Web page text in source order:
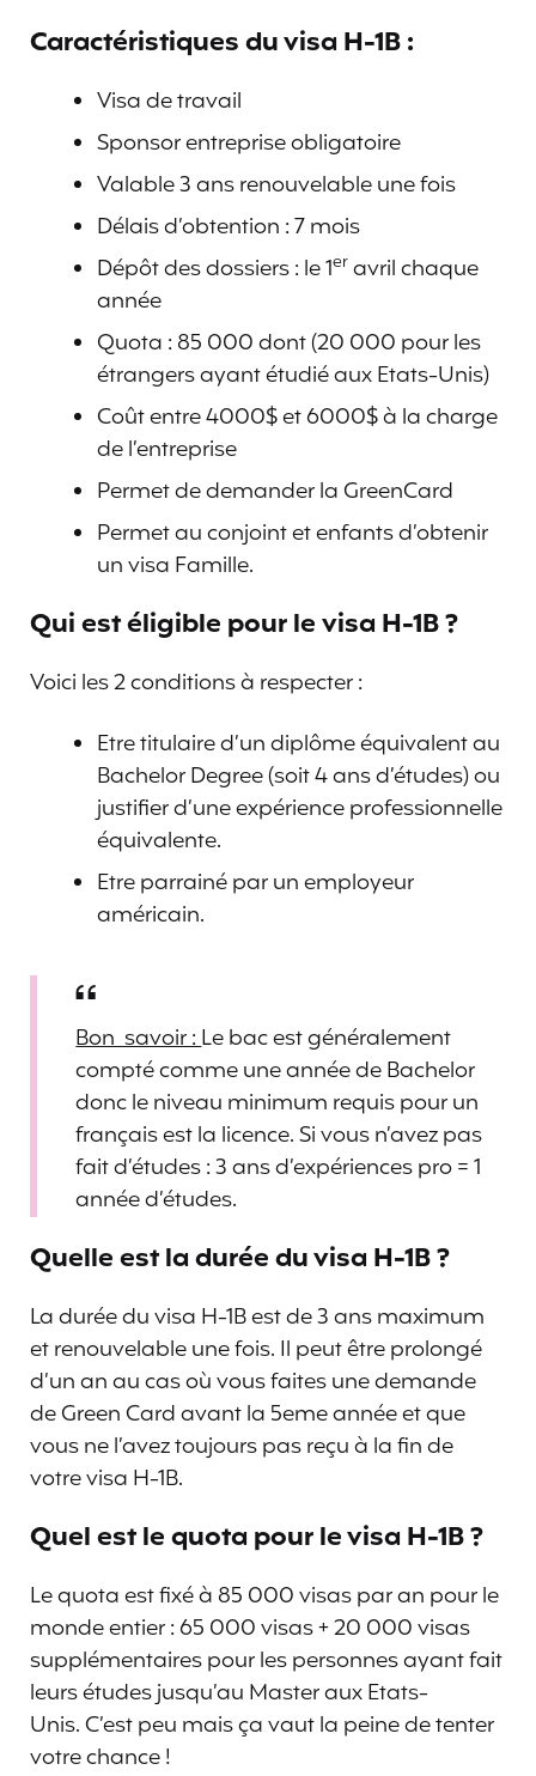
Caractéristiques du visa H-1B :
Visa de travail
Sponsor entreprise obligatoire
Valable 3 ans renouvelable une fois
Délais d’obtention : 7 mois
Dépôt des dossiers : le 1eravril chaque
année
Quota : 85 000 dont (20 000 pour les
étrangers ayant étudié aux Etats-Unis)
Coût entre 4000$ et 6000$ à la charge
de l’entreprise
Permet de demander la GreenCard
Permet au conjoint et enfants d’obtenir
un visa Famille.
Qui est éligible pour levisa H-1B?
Voici les 2 conditions à respecter :
Etre titulaire d’un diplôme équivalent au
Bachelor Degree (soit 4 ans d’études) ou
justifier d’une expérience professionnelle
équivalente.
Etre parrainé par un employeur
américain.
Bon savoir :Le bac est généralement
compté comme une année de Bachelor
donc le niveau minimum requis pour un
français est la licence. Si vous n’avez pas
fait d’études : 3 ans d’expériences pro = 1
année d’études.
Quelle est la durée du visa H-1B ?
La durée du visa H-1B est de 3 ans maximum
et renouvelable une fois. Il peut être prolongé
d’un an au cas où vous faites une demande
de Green Card avant la 5eme année et que
vous ne l’avez toujours pas reçu à la fin de
votre visa H-1B.
Quel est le quota pour le visa H-1B ?
Le quota est fixé à 85 000 visas par an pour le
monde entier : 65 000 visas + 20 000 visas
supplémentaires pour les personnes ayant fait
leurs études jusqu’au Master aux Etats-
Unis. C’est peu mais ça vaut la peine de tenter
votre chance !